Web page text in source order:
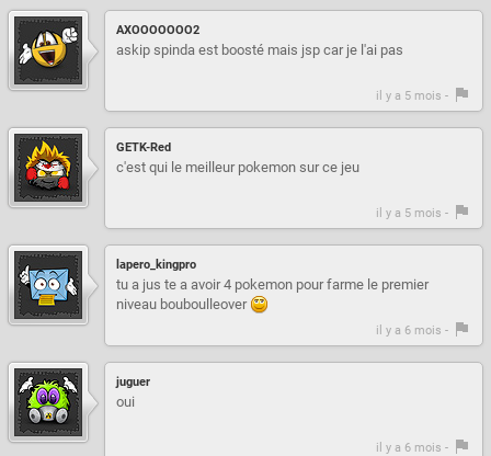
AXOOOOOOO2
askip spinda est boosté mais jsp car je l'ai pas
il y a 5 mois -
GETK-Red
c'est qui le meilleur pokemon sur ce jeu
il y a 5 mois -
lapero_kingpro
tu a jus te a avoir 4 pokemon pour farme le premier
niveau bouboulleover
il y a 6 mois -
juguer
oui
il y a 6 mois -